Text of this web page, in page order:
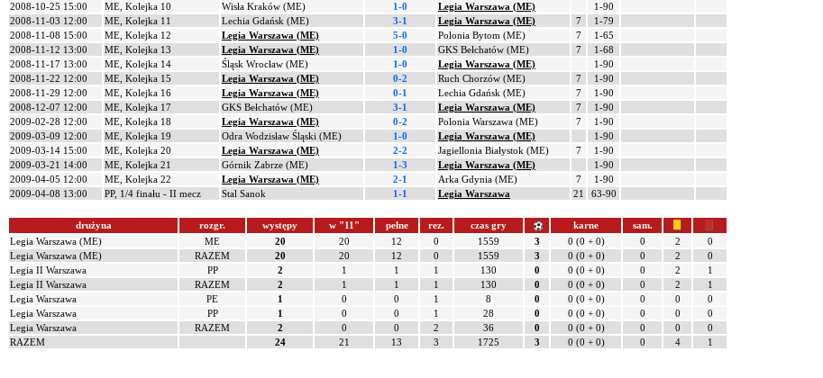
2008-10-25 15:00
ME, Kolejka 10 Wisła Kraków (ME) 1-0 Legia Warszawa (ME)
1-90
2008-11-03 12:00
ME, Kolejka 11 Lechia Gdańsk (ME) 3-1 Legia Warszawa (ME) 7
1-79
2008-11-08 15:00
ME, Kolejka 12 Legia Warszawa (ME) 5-0 Polonia Bytom (ME) 7
1-65
2008-11-12 13:00
ME, Kolejka 13 Legia Warszawa (ME) 1-0 GKS Bełchatów (ME) 7
1-68
2008-11-17 13:00
ME, Kolejka 14 Śląsk Wrocław (ME) 1-0 Legia Warszawa (ME)
1-90
2008-11-22 12:00
ME, Kolejka 15 Legia Warszawa (ME) 0-2 Ruch Chorzów (ME) 7
1-90
2008-11-29 12:00
ME, Kolejka 16 Legia Warszawa (ME) 0-1 Lechia Gdańsk (ME) 7
1-90
2008-12-07 12:00
ME, Kolejka 17 GKS Bełchatów (ME) 3-1 Legia Warszawa (ME) 7
1-90
2009-02-28 12:00
ME, Kolejka 18 Legia Warszawa (ME) 0-2 Polonia Warszawa (ME) 7
1-90
2009-03-09 12:00
ME, Kolejka 19 Odra Wodzisław Śląski (ME) 1-0 Legia Warszawa (ME)
1-90
2009-03-14 15:00
ME, Kolejka 20 Legia Warszawa (ME) 2-2 Jagiellonia Białystok (ME) 7
1-90
2009-03-21 14:00
ME, Kolejka 21 Górnik Zabrze (ME) 1-3 Legia Warszawa (ME)
1-90
2009-04-05 12:00
ME, Kolejka 22 Legia Warszawa (ME) 2-1 Arka Gdynia (ME) 7
1-90
2009-04-08 13:00
PP, 1/4 finału - II mecz Stal Sanok 1-1 Legia Warszawa 21 63-90
drużyna rozgr. występy w "11" pełne rez. czas gry karne
sam.
Legia Warszawa (ME)
ME 20 20 12 0 1559 3 0 (0 + 0) 0 2
0
Legia Warszawa (ME)
RAZEM 20 20 12 0 1559 3 0 (0 + 0) 0 2
0
Legia II Warszawa
PP 2 1 1 1 130 0 0 (0 + 0) 0 2
1
Legia II Warszawa
RAZEM 2 1 1 1 130 0 0 (0 + 0) 0 2
1
Legia Warszawa
PE 1 0 0 1 8 0 0 (0 + 0) 0 0
0
Legia Warszawa
PP 1 0 0 1 28 0 0 (0 + 0) 0 0
0
Legia Warszawa
RAZEM 2 0 0 2 36 0 0 (0 + 0) 0 0
0
RAZEM
24 21 13 3 1725 3 0 (0 + 0) 0 4 1